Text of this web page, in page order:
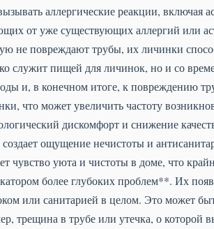
аллергические реакции,
от уже существующих аллергий или
не повреждают трубы, их личинки
служит пищей для личинок, но и со
и, в конечном итоге, к повреждению
что может увеличить частоту
дискомфорт и снижение
создает ощущение нечистоты и
чувство уюта и чистоты в доме, что
более глубоких проблем**. Их
или санитарией в целом. Это может
трещина в трубе или утечка, о которой